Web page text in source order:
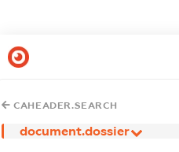
CAHEADER.SEARCH
document.dossier